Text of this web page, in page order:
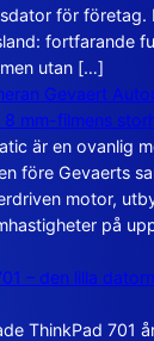
för företag.
fortfarande
utan […]
Gevaert
8 mm-filmens
är en ovanlig
före Gevaerts
motor,
på
– den lilla
ThinkPad 701